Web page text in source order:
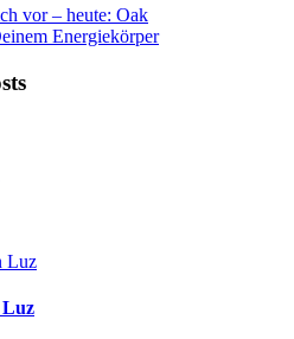
vor – heute: Oak
Energiekörper
Luz